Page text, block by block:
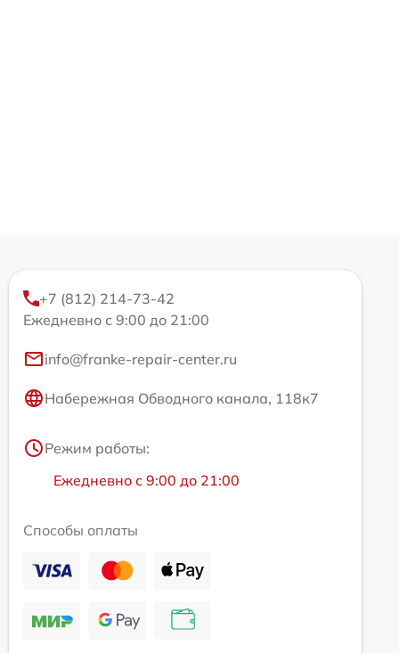
+7 (812) 214-73-42
Ежедневно с 9:00 до 21:00
info@franke-repair-center.ru
Набережная Обводного канала, 118к7
Режим работы:
Ежедневно с 9:00 до 21:00
Способы оплаты